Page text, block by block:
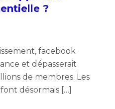
?
facebook
et dépasserait
de membres. Les
désormais […]